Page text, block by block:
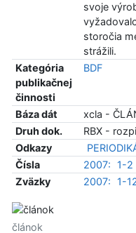
svoje
storočia
strážili.
Kategória
publikačnej
činnosti
BDF
Báza dát
xcla -
Druh dok.
RBX -
Odkazy
Čísla
2007:
1-2
Zväzky
2007: 1-
článok